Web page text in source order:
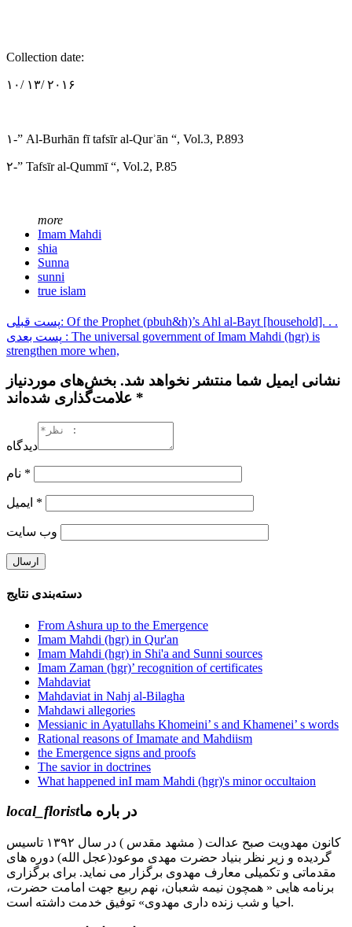
Collection date:
۱۰/ ۱۳/ ۲۰۱۶
۱-” Al-Burhān fī tafsīr al-Qurʾān “, Vol.3, P.893
۲-” Tafsīr al-Qummī “, Vol.2, P.85
more
Imam Mahdi
shia
Sunna
sunni
true islam
پست قبلی: Of the Prophet (pbuh&h)’s Ahl al-Bayt [household]. . .
پست بعدی : The universal government of Imam Mahdi (hgr) is
strengthen more when,
نشانی ایمیل شما منتشر نخواهد شد. بخش‌های موردنیاز
علامت‌گذاری شده‌اند *
دیدگاه
*
*
وب‌ سایت
دسته‌بندی نتایج
From Ashura up to the Emergence
Imam Mahdi (hgr) in Qur'an
Imam Mahdi (hgr) in Shi'a and Sunni sources
Imam Zaman (hgr)’ recognition of certificates
Mahdaviat
Mahdaviat in Nahj al-Bilagha
Mahdawi allegories
Messianic in Ayatullahs Khomeini’ s and Khamenei’ s words
Rational reasons of Imamate and Mahdiism
the Emergence signs and proofs
The savior in doctrines
What happened inI mam Mahdi (hgr)'s minor occultaion
local_floristدر باره ما
کانون مهدویت صبح عدالت ( مشهد مقدس ) در سال ۱۳۹۲ تاسیس
گردیده و زیر نظر بنیاد حضرت مهدی موعود(عجل الله) دوره های
مقدماتی و تکمیلی معارف مهدوی برگزار می نماید. برای برگزاری
برنامه هایی « همچون نیمه شعبان، نهم ربیع جهت امامت حضرت،
احیا و شب زنده داری مهدوی» توفیق خدمت داشته است.